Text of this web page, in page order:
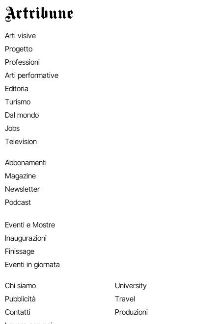
Artribune
Arti visive
Progetto
Professioni
Arti performative
Editoria
Turismo
Dal mondo
Jobs
Television
Abbonamenti
Magazine
Newsletter
Podcast
Eventi e Mostre
Inaugurazioni
Finissage
Eventi in giornata
Chi siamo
Pubblicità
Contatti
University
Travel
Produzioni